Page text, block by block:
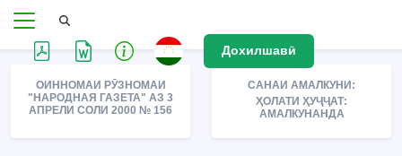
Дохилшавӣ
ОИННОМАИ РӮЗНОМАИ
"НАРОДНАЯ ГАЗЕТА" АЗ 3
АПРЕЛИ СОЛИ 2000 № 156
САНАИ АМАЛКУНИ:
ҲОЛАТИ ҲУҶҶАТ:
АМАЛКУНАНДА